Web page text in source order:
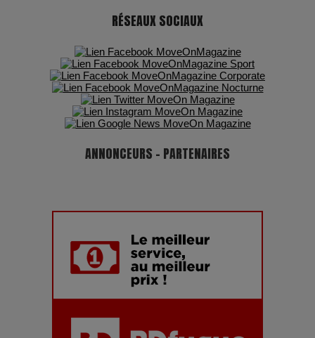
RÉSEAUX SOCIAUX
ANNONCEURS - PARTENAIRES